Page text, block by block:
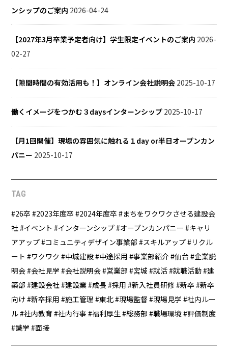
ンシップのご案内 2026-04-24
【2027年3月卒業予定者向け】学生限定イベントのご案内 2026-
02-27
【隙間時間の有効活用も！】オンライン会社説明会 2025-10-17
働くイメージをつかむ３daysインターンシップ 2025-10-17
【月1回開催】現場の雰囲気に触れる１day or半日オープンカン
パニー 2025-10-17
TAG
26卒 2023年度卒 2024年度卒
まちをワクワクさせる建設会
社
イベント インターンシップ オープンカンパニー
キャリ
アアップ コミュニティデザイン事業部 スキルアップ
リクル
ート
ワクワク 中城建設 中途採用 事業部紹介 仙台 企業説
明会 会社見学 会社説明会 営業部 宮城 就活 就職活動 建
築部
建設会社 建設業 成長 採用 新入社員研修 新卒
新卒
向け 新卒採用 施工管理 東北 現場監督 現場見学
社内ルー
ル 社内教育 社内行事 福利厚生 総務部 職場環境 評価制度
識学
面接